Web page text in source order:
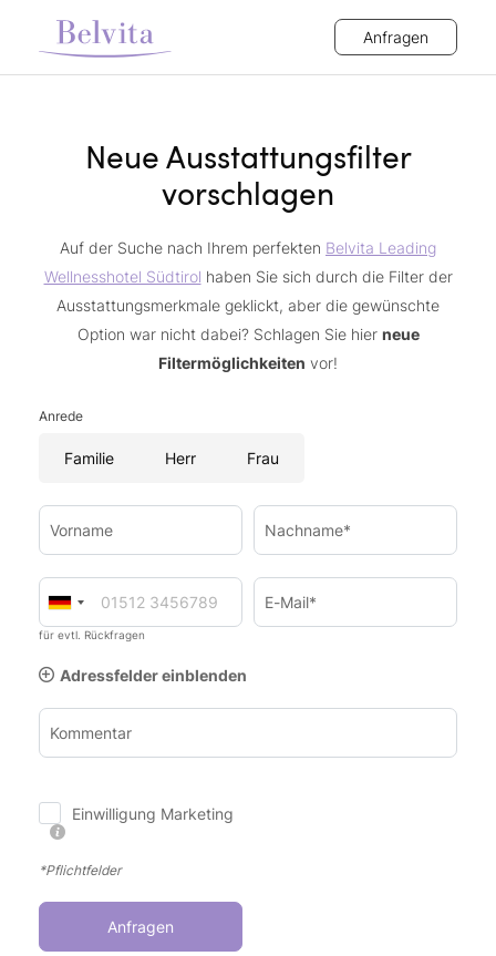
Anfragen
Neue Ausstattungsfilter
vorschlagen
Auf der Suche nach Ihrem perfekten Belvita Leading
Wellnesshotel Südtirol haben Sie sich durch die Filter der
Ausstattungsmerkmale geklickt, aber die gewünschte
Option war nicht dabei? Schlagen Sie hier neue
Filtermöglichkeiten vor!
Anrede
Familie Herr Frau
Vorname Nachname*
für evtl. Rückfragen
E-Mail*
Adressfelder einblenden
Kommentar
Einwilligung Marketing
*Pflichtfelder
Anfragen